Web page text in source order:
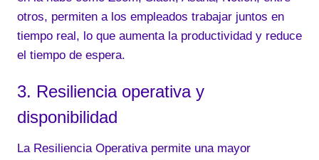
otros, permiten a los empleados trabajar juntos en
tiempo real, lo que aumenta la productividad y reduce
el tiempo de espera.
3. Resiliencia operativa y
disponibilidad
La Resiliencia Operativa permite una mayor